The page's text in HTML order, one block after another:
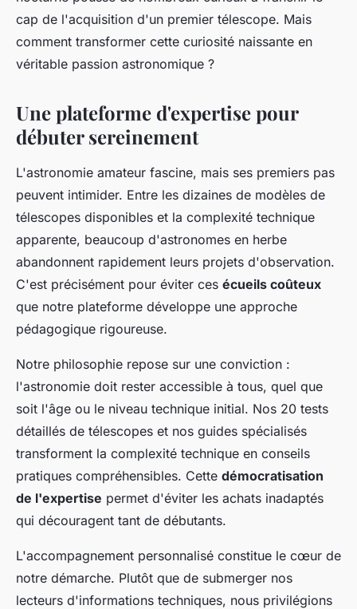
cap de l'acquisition d'un premier télescope. Mais
comment transformer cette curiosité naissante en
véritable passion astronomique ?
Une plateforme d'expertise pour
débuter sereinement
L'astronomie amateur fascine, mais ses premiers pas
peuvent intimider. Entre les dizaines de modèles de
télescopes disponibles et la complexité technique
apparente, beaucoup d'astronomes en herbe
abandonnent rapidement leurs projets d'observation.
C'est précisément pour éviter ces écueils coûteux
que notre plateforme développe une approche
pédagogique rigoureuse.
Notre philosophie repose sur une conviction :
l'astronomie doit rester accessible à tous, quel que
soit l'âge ou le niveau technique initial. Nos 20 tests
détaillés de télescopes et nos guides spécialisés
transforment la complexité technique en conseils
pratiques compréhensibles. Cette démocratisation
de l'expertise permet d'éviter les achats inadaptés
qui découragent tant de débutants.
L'accompagnement personnalisé constitue le cœur de
notre démarche. Plutôt que de submerger nos
lecteurs d'informations techniques, nous privilégions